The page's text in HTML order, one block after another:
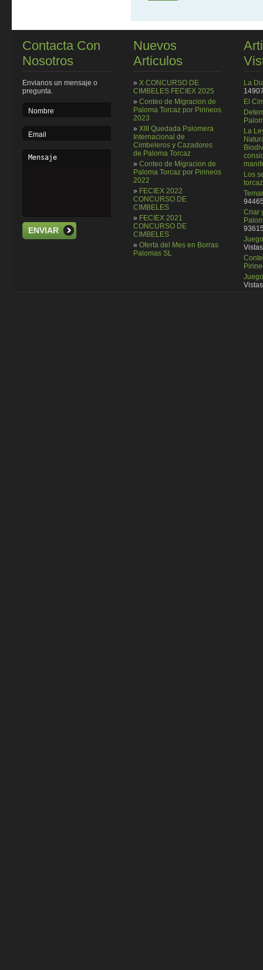
Contacta Con
Nosotros
Envianos un mensaje o
pregunta.
ENVIAR
Nuevos
Articulos
» X CONCURSO DE
CIMBELES FECIEX 2025
» Conteo de Migracion de
Paloma Torcaz por Pirineos
2023
» XIII Quedada Palomera
Internacional de
Cimbeleros y Cazadores
de Paloma Torcaz
» Conteo de Migracion de
Paloma Torcaz por Pirineos
2022
» FECIEX 2022
CONCURSO DE
CIMBELES
» FECIEX 2021
CONCURSO DE
CIMBELES
» Oferta del Mes en Borras
Palomas SL
La
El
La
Los
torcaz
Criar
Vistas
Vistas